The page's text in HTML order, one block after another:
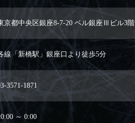
京都中央区銀座8-7-20 ベル銀座Ⅲビル3階
線「新橋駅」銀座口より徒歩5分
3571-1871
～ 0:00